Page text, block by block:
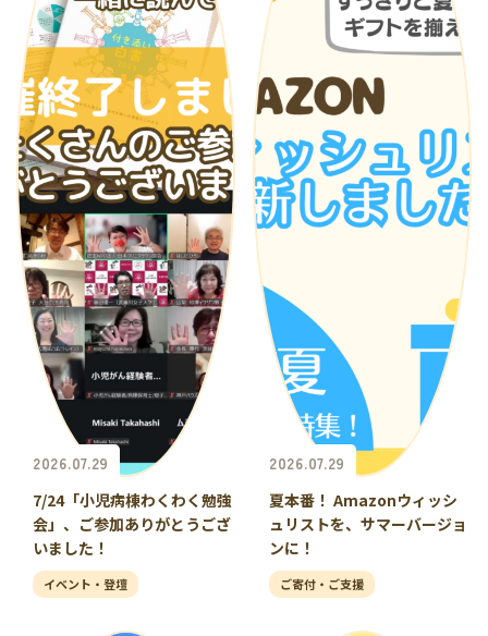
2026.07.29
7/24「小児病棟わくわく勉強
会」、ご参加ありがとうござ
いました！
イベント・登壇
2026.07.29
夏本番！ Amazonウィッシ
ュリストを、サマーバージョ
ンに！
ご寄付・ご支援